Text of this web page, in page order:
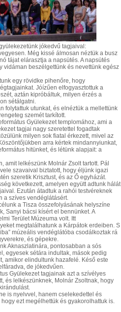
jókedvű tagjaival:
Még kissé álmosan néztük a busz
tájat elárasztja a napsütés. A napsütés
vidáman beszélgettünk és nevettünk egész
egy rövidke pihenőre, hogy
Jóízűen elfogyasztottuk a
aztán kipróbáltuk, milyen érzés a
sétálgatni.
folytattuk utunkat, és elnéztük a mellettünk
szemét tarkított.
Gyülekezet templomához, ami a
tagjai nagy szeretettel fogadtak
milyen sok fiatal érkezett, mivel az
arra kértek mindannyiunkat,
hitünket, és létünk alapjait: a
amit lelkészünk Molnár Zsolt tartott. Pál
szavaival biztatott, hogy éljünk igazi
szeretik Krisztust, és az Ő egyházát.
következett, amelyen együtt adtunk hálát
Ezután átadtuk a rahói testvéreknek
a szíves vendéglátásért.
a Tisza összefolyásának helyszíne
Sanyi bácsi kísért el bennünket. A
Terület Múzeuma volt. Itt
megtalálhatunk a Kárpátok erdeiben. S
múzeális vendéglátóba csodálkoztak rá
és gépekre.
Aknaszlatinára, pontosabban a sós
egyesek sétára indultak, mások pedig
amikor elindultunk hazafelé. Késő este
de jókedvűen.
Gyülekezet tagjainak azt a szívélyes
és lelkészünknek, Molnár Zsoltnak, hogy
is nyelvvel, hanem cselekedettel és
ezt megélhettük és gyakorolhattuk is.